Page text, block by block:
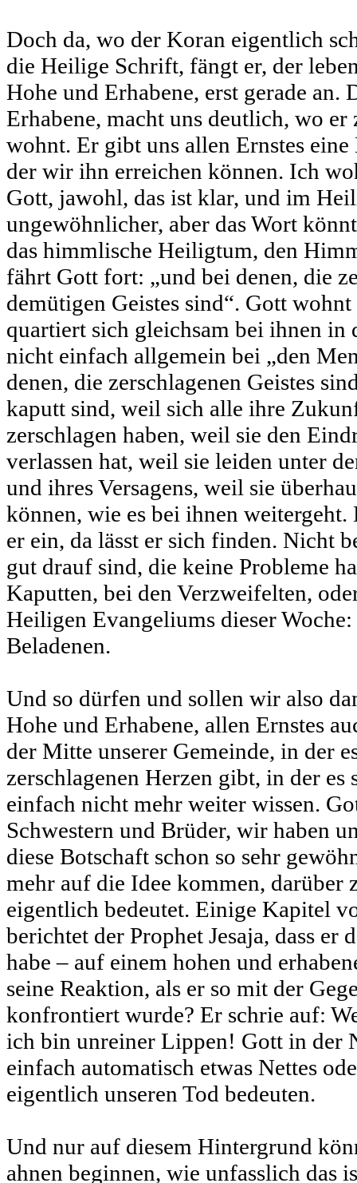
Doch da, wo der Koran eigentlich
die Heilige Schrift, fängt er, der
Hohe und Erhabene, erst gerade an.
Erhabene, macht uns deutlich, wo
wohnt. Er gibt uns allen Ernstes eine
der wir ihn erreichen können. Ich
Gott, jawohl, das ist klar, und im
ungewöhnlicher, aber das Wort
das himmlische Heiligtum, den
fährt Gott fort: „und bei denen, die
demütigen Geistes sind“. Gott
quartiert sich gleichsam bei ihnen in
nicht einfach allgemein bei „den
denen, die zerschlagenen Geistes
kaputt sind, weil sich alle ihre
zerschlagen haben, weil sie den
verlassen hat, weil sie leiden unter
und ihres Versagens, weil sie
können, wie es bei ihnen
er ein, da lässt er sich finden. Nicht
gut drauf sind, die keine Probleme
Kaputten, bei den Verzweifelten,
Heiligen Evangeliums dieser
Beladenen.
Und so dürfen und sollen wir also
Hohe und Erhabene, allen Ernstes
der Mitte unserer Gemeinde, in der
zerschlagenen Herzen gibt, in der
einfach nicht mehr weiter wissen.
Schwestern und Brüder, wir haben
diese Botschaft schon so sehr
mehr auf die Idee kommen, darüber
eigentlich bedeutet. Einige Kapitel
berichtet der Prophet Jesaja, dass er
habe – auf einem hohen und
seine Reaktion, als er so mit der
konfrontiert wurde? Er schrie auf:
ich bin unreiner Lippen! Gott in der
einfach automatisch etwas Nettes
eigentlich unseren Tod bedeuten.
Und nur auf diesem Hintergrund
ahnen beginnen, wie unfasslich das